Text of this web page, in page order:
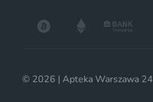
© 2026 | Apteka Warszawa 24